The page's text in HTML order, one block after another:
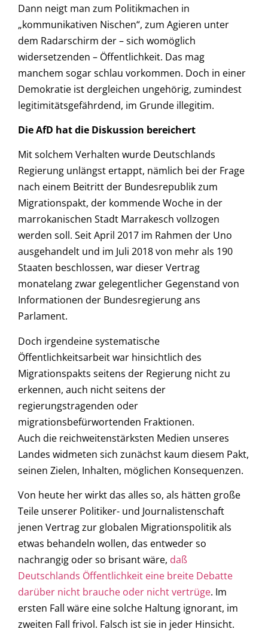
Dann neigt man zum Politikmachen in
„kommunikativen Nischen“, zum Agieren unter
dem Radarschirm der – sich womöglich
widersetzenden – Öffentlichkeit. Das mag
manchem sogar schlau vorkommen. Doch in einer
Demokratie ist dergleichen ungehörig, zumindest
legitimitätsgefährdend, im Grunde illegitim.
Die AfD hat die Diskussion bereichert
Mit solchem Verhalten wurde Deutschlands
Regierung unlängst ertappt, nämlich bei der Frage
nach einem Beitritt der Bundesrepublik zum
Migrationspakt, der kommende Woche in der
marrokanischen Stadt Marrakesch vollzogen
werden soll. Seit April 2017 im Rahmen der Uno
ausgehandelt und im Juli 2018 von mehr als 190
Staaten beschlossen, war dieser Vertrag
monatelang zwar gelegentlicher Gegenstand von
Informationen der Bundesregierung ans
Parlament.
Doch irgendeine systematische
Öffentlichkeitsarbeit war hinsichtlich des
Migrationspakts seitens der Regierung nicht zu
erkennen, auch nicht seitens der
regierungstragenden oder
migrationsbefürwortenden Fraktionen.
Auch die reichweitenstärksten Medien unseres
Landes widmeten sich zunächst kaum diesem Pakt,
seinen Zielen, Inhalten, möglichen Konsequenzen.
Von heute her wirkt das alles so, als hätten große
Teile unserer Politiker- und Journalistenschaft
jenen Vertrag zur globalen Migrationspolitik als
etwas behandeln wollen, das entweder so
nachrangig oder so brisant wäre, daß
Deutschlands Öffentlichkeit eine breite Debatte
darüber nicht brauche oder nicht vertrüge. Im
ersten Fall wäre eine solche Haltung ignorant, im
zweiten Fall frivol. Falsch ist sie in jeder Hinsicht.